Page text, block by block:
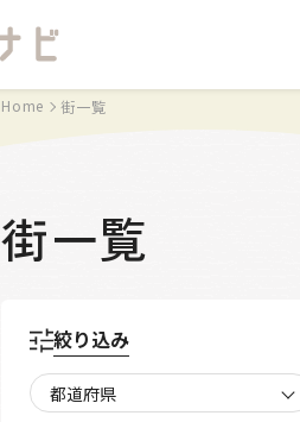
Home 街一覧
街一覧
絞り込み
都道府県